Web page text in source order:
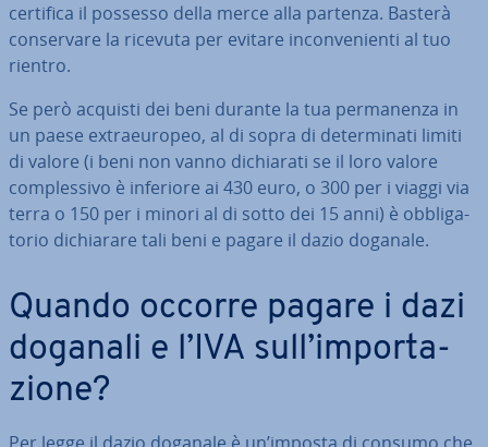
certifica il possesso della merce alla partenza. Basterà
con­ser­va­re la ricevuta per evitare in­con­ve­nien­ti al tuo
rientro.
Se però acquisti dei beni durante la tua per­ma­nen­za in
un paese ex­traeu­ro­peo, al di sopra di de­ter­mi­na­ti limiti
di valore (i beni non vanno di­chia­ra­ti se il loro valore
com­ples­si­vo è inferiore ai 430 euro, o 300 per i viaggi via
terra o 150 per i minori al di sotto dei 15 anni) è ob­bli­ga­
to­rio di­chia­ra­re tali beni e pagare il dazio doganale.
Quando occorre pagare i dazi
doganali e l’IVA sull’im­por­ta­
zio­ne?